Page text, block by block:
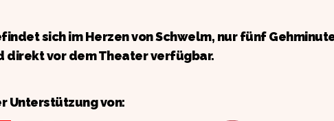
sich im Herzen von Schwelm, nur fünf
direkt vor dem Theater verfügbar.
Unterstützung von: